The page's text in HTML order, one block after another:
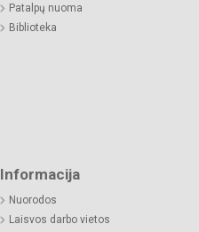
Patalpų nuoma
Biblioteka
Informacija
Nuorodos
Laisvos darbo vietos